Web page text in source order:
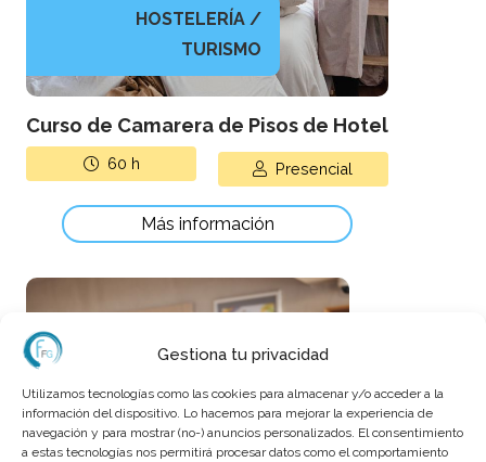
Gestiona tu privacidad
Utilizamos tecnologías como las cookies para almacenar y/o acceder a la
información del dispositivo. Lo hacemos para mejorar la experiencia de
navegación y para mostrar (no-) anuncios personalizados. El consentimiento
a estas tecnologías nos permitirá procesar datos como el comportamiento
HOSTELERÍA /
TURISMO
Curso de Camarera de Pisos de Hotel
60 h Presencial
Más información